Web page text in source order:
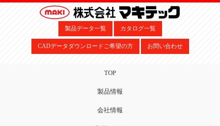
製品データ一覧 カタログ一覧
CADデータダウンロードご希望の方 お問い合わせ
TOP
製品情報
会社情報